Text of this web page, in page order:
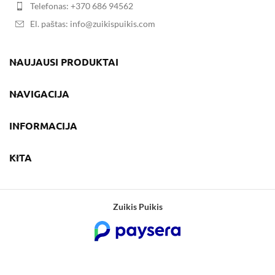
Telefonas: +370 686 94562
El. paštas: info@zuikispuikis.com
NAUJAUSI PRODUKTAI
NAVIGACIJA
INFORMACIJA
KITA
Zuikis Puikis